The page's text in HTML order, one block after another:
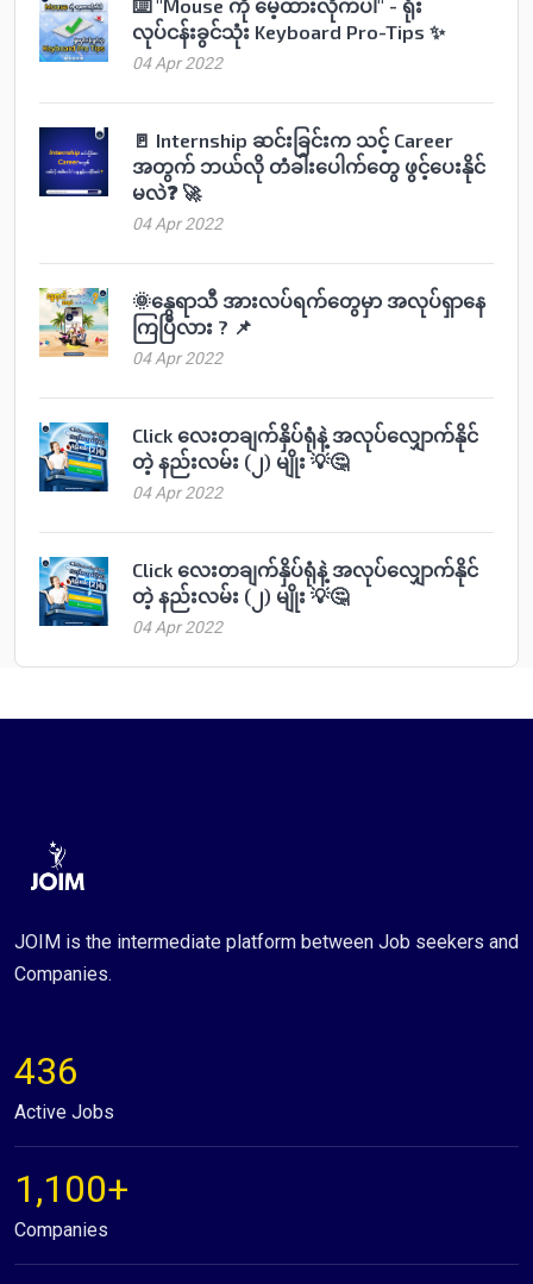
⌨️ "Mouse ကို မေ့ထားလိုက်ပါ" - ရုံး
လုပ်ငန်းခွင်သုံး Keyboard Pro-Tips ✨
04 Apr 2022
🚪 Internship ဆင်းခြင်းက သင့် Career
အတွက် ဘယ်လို တံခါးပေါက်တွေ ဖွင့်ပေးနိုင်
မလဲ❓ 🚀
04 Apr 2022
🌞နွေရာသီ အားလပ်ရက်တွေမှာ အလုပ်ရှာနေ
ကြပြီလား ? 📌
04 Apr 2022
Click လေးတချက်နှိပ်ရုံနဲ့ အလုပ်လျှောက်နိုင်
တဲ့ နည်းလမ်း (၂) မျိုး 💡🤔
04 Apr 2022
Click လေးတချက်နှိပ်ရုံနဲ့ အလုပ်လျှောက်နိုင်
တဲ့ နည်းလမ်း (၂) မျိုး 💡🤔
04 Apr 2022
JOIM is the intermediate platform between Job seekers and
Companies.
436
Active Jobs
1,100+
Companies